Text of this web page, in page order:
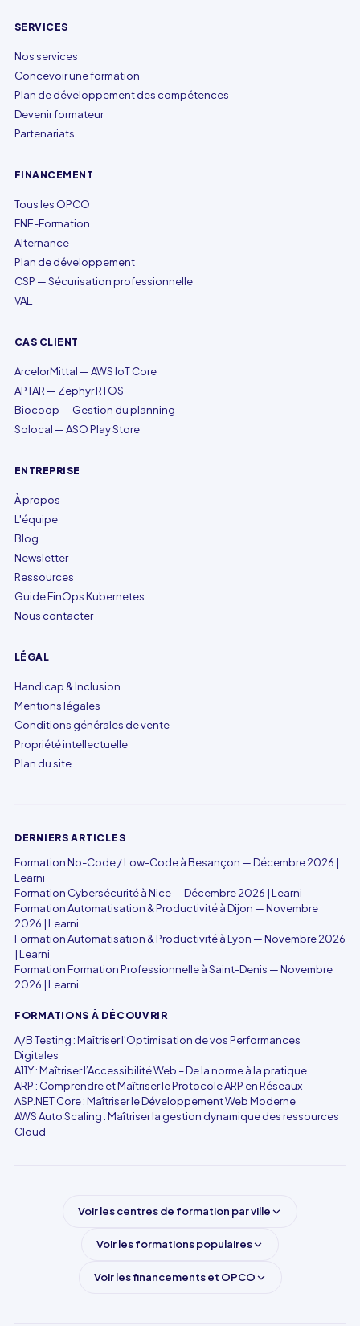
SERVICES
Nos services
Concevoir une formation
Plan de développement des compétences
Devenir formateur
Partenariats
FINANCEMENT
Tous les OPCO
FNE-Formation
Alternance
Plan de développement
CSP — Sécurisation professionnelle
VAE
CAS CLIENT
ArcelorMittal — AWS IoT Core
APTAR — Zephyr RTOS
Biocoop — Gestion du planning
Solocal — ASO Play Store
ENTREPRISE
À propos
L'équipe
Blog
Newsletter
Ressources
Guide FinOps Kubernetes
Nous contacter
LÉGAL
Handicap & Inclusion
Mentions légales
Conditions générales de vente
Propriété intellectuelle
Plan du site
DERNIERS ARTICLES
Formation No-Code / Low-Code à Besançon — Décembre 2026 |
Learni
Formation Cybersécurité à Nice — Décembre 2026 | Learni
Formation Automatisation & Productivité à Dijon — Novembre
2026 | Learni
Formation Automatisation & Productivité à Lyon — Novembre 2026
| Learni
Formation Formation Professionnelle à Saint-Denis — Novembre
2026 | Learni
FORMATIONS À DÉCOUVRIR
A/B Testing : Maîtriser l’Optimisation de vos Performances
Digitales
A11Y : Maîtriser l’Accessibilité Web – De la norme à la pratique
ARP : Comprendre et Maîtriser le Protocole ARP en Réseaux
ASP.NET Core : Maîtriser le Développement Web Moderne
AWS Auto Scaling : Maîtriser la gestion dynamique des ressources
Cloud
Voir les centres de formation par ville
Voir les formations populaires
Voir les financements et OPCO